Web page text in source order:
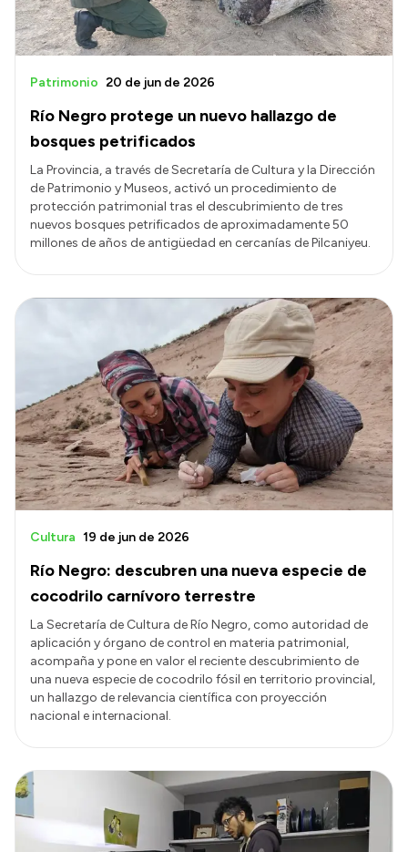
Río Negro protege un nuevo hallazgo de
bosques petrificados
Patrimonio 20 de jun de 2026
La Provincia, a través de Secretaría de Cultura y la Dirección
de Patrimonio y Museos, activó un procedimiento de
protección patrimonial tras el descubrimiento de tres
nuevos bosques petrificados de aproximadamente 50
millones de años de antigüedad en cercanías de Pilcaniyeu.
Río Negro: descubren una nueva especie de
cocodrilo carnívoro terrestre
Cultura 19 de jun de 2026
La Secretaría de Cultura de Río Negro, como autoridad de
aplicación y órgano de control en materia patrimonial,
acompaña y pone en valor el reciente descubrimiento de
una nueva especie de cocodrilo fósil en territorio provincial,
un hallazgo de relevancia científica con proyección
nacional e internacional.